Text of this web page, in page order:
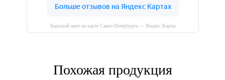
Хороший цвет на карте Санкт‑Петербурга — Яндекс Карты
Похожая продукция